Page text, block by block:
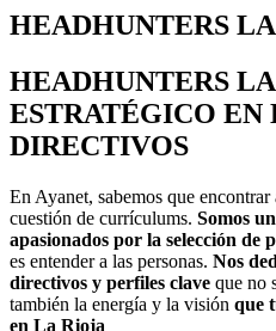
HEADHUNTERS
HEADHUNTERS
ESTRATÉGICO EN
DIRECTIVOS
En Ayanet, sabemos que
cuestión de currículums. Somos
apasionados por la selección de
es entender a las personas. Nos
directivos y perfiles clave que no
también la energía y la visión que
en La Rioja